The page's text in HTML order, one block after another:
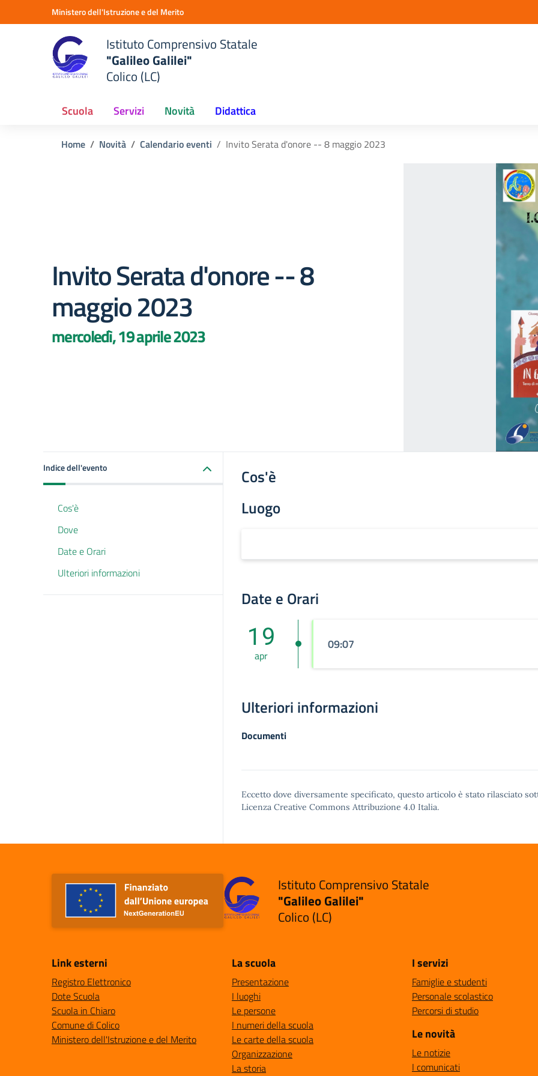
Vai ai contenuti
Vai al menu di navigazioneMinistero dell'Istruzione e del Merito
Istituto Comprensivo Statale
"Galileo Galilei"
Colico (LC)
Scuola Servizi Novità Didattica
Home Novità Calendario eventi Invito Serata d'onore -- 8 maggio 2023
Invito Serata d'onore -- 8
maggio 2023
mercoledì, 19 aprile 2023
Indice dell'evento
Cos'è
Dove
Date e Orari
Ulteriori informazioni
Cos'è
Luogo
Date e Orari
19
apr
09:07
Ulteriori informazioni
Documenti
Eccetto dove diversamente specificato, questo articolo è stato rilasciato
Licenza Creative Commons Attribuzione 4.0 Italia.
Istituto Comprensivo Statale
"Galileo Galilei"
Colico (LC)
Link esterni
Registro Elettronico
Dote Scuola
Scuola in Chiaro
Comune di Colico
Ministero dell'Istruzione e del Merito
La scuola
Presentazione
I luoghi
Le persone
I numeri della scuola
Le carte della scuola
Organizzazione
La storia
I servizi
Famiglie e studenti
Personale scolastico
Percorsi di studio
Le novità
Le notizie
I comunicati